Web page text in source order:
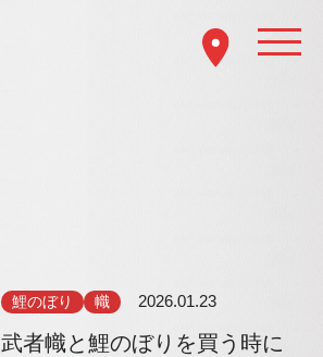
鯉のぼり 幟 2026.01.23
武者幟と鯉のぼりを買う時に